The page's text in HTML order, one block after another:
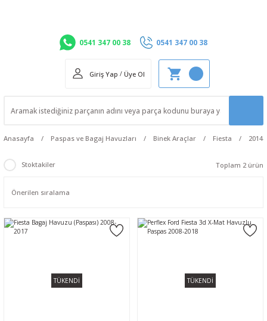
0541 347 00 38 0541 347 00 38
Giriş Yap / Üye Ol
Anasayfa Paspas ve Bagaj Havuzları Binek Araçlar Fiesta 2014-
Stoktakiler Toplam 2 ürün
TÜKENDİ TÜKENDİ